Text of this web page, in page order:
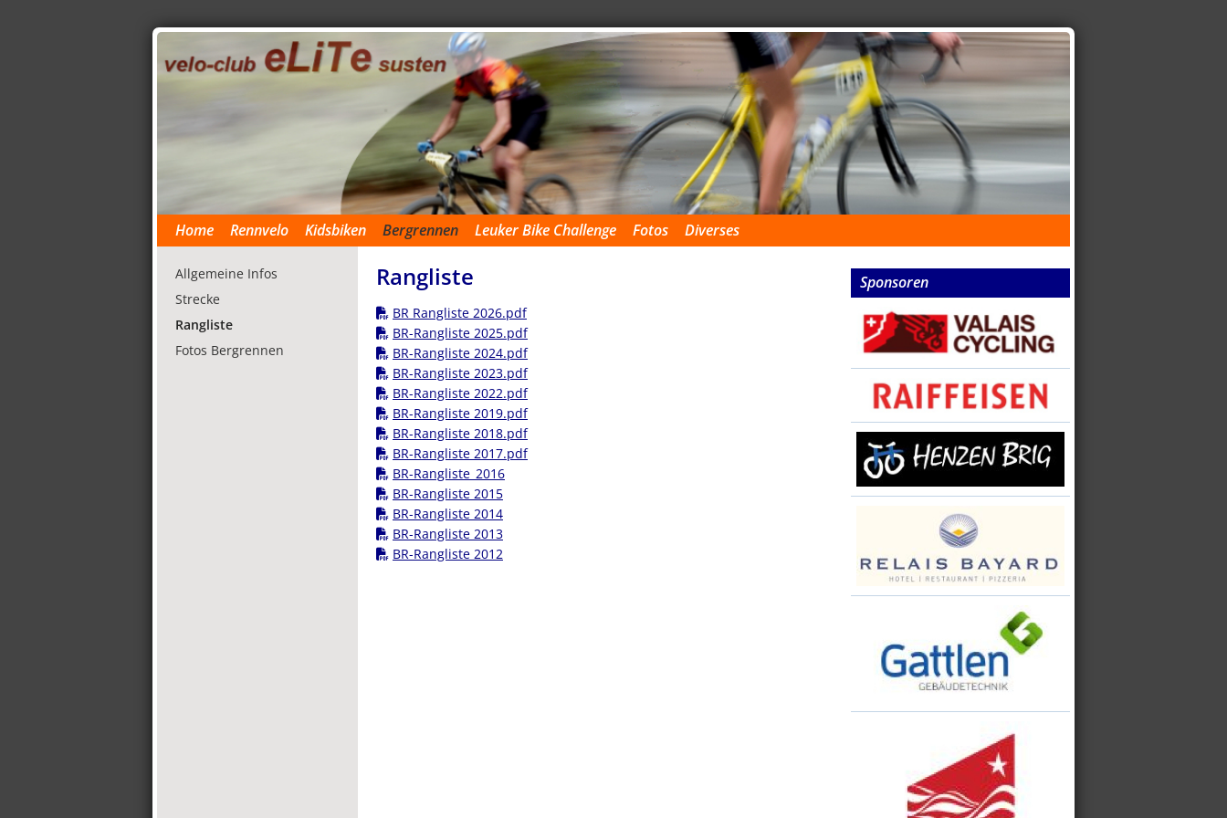
Home Rennvelo Kidsbiken Bergrennen Leuker Bike Challenge Fotos Diverses
Allgemeine Infos
Strecke
Rangliste
Fotos Bergrennen
Sponsoren
Rangliste
BR Rangliste 2026.pdf
BR-Rangliste 2025.pdf
BR-Rangliste 2024.pdf
BR-Rangliste 2023.pdf
BR-Rangliste 2022.pdf
BR-Rangliste 2019.pdf
BR-Rangliste 2018.pdf
BR-Rangliste 2017.pdf
BR-Rangliste_2016
BR-Rangliste 2015
BR-Rangliste 2014
BR-Rangliste 2013
BR-Rangliste 2012